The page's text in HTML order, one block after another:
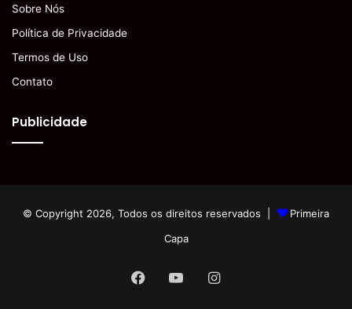
Sobre Nós
Política de Privacidade
Termos de Uso
Contato
Publicidade
© Copyright 2026, Todos os direitos reservados |
Primeira
Capa
Facebook
YouTubeInstagram